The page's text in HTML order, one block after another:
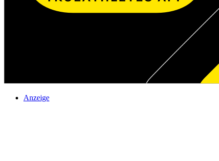
Anzeige